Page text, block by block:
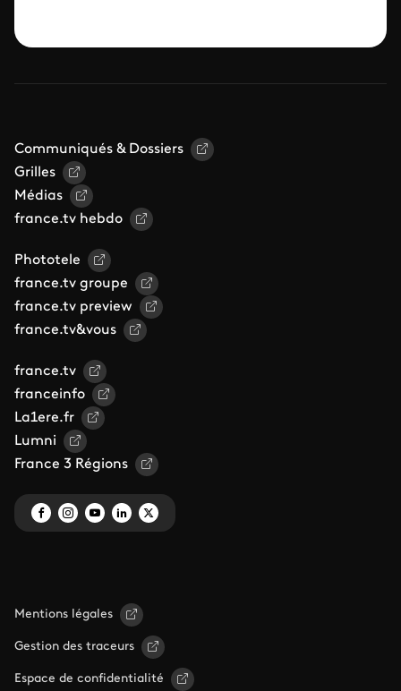
Communiqués & Dossiers
Grilles
Médias
france.tv hebdo
Phototele
france.tv groupe
france.tv preview
france.tv&vous
france.tv
franceinfo
La1ere.fr
Lumni
France 3 Régions
Mentions légales
Gestion des traceurs
Espace de confidentialité